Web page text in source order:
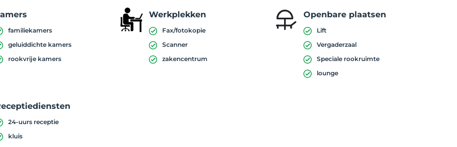
familiekamers
geluiddichte kamers
rookvrije kamers
Werkplekken
Fax/fotokopie
Scanner
zakencentrum
Openbare plaatsen
Lift
Vergaderzaal
Speciale rookruimte
lounge
24-uurs receptie
kluis